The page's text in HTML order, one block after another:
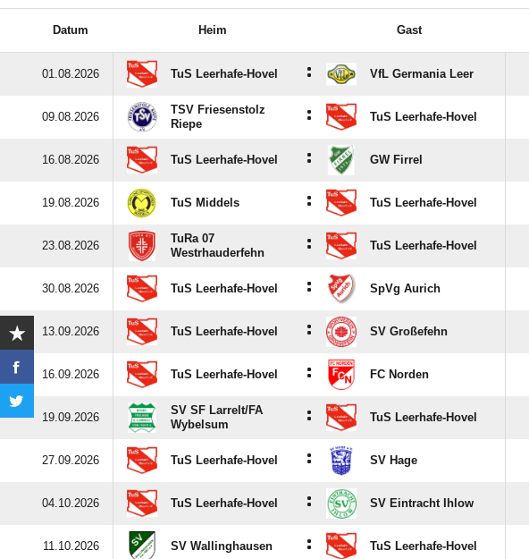
Datum Heim Gast
01.08.2026 TuS Leerhafe-Hovel : VfL Germania Leer
09.08.2026
TSV Friesenstolz
Riepe
: TuS Leerhafe-Hovel
16.08.2026 TuS Leerhafe-Hovel : GW Firrel
19.08.2026 TuS Middels : TuS Leerhafe-Hovel
23.08.2026
TuRa 07
Westrhauderfehn
: TuS Leerhafe-Hovel
30.08.2026 TuS Leerhafe-Hovel : SpVg Aurich
13.09.2026 TuS Leerhafe-Hovel : SV Großefehn
16.09.2026 TuS Leerhafe-Hovel : FC Norden
19.09.2026
SV SF Larrelt/​FA
Wybelsum
: TuS Leerhafe-Hovel
27.09.2026 TuS Leerhafe-Hovel : SV Hage
04.10.2026 TuS Leerhafe-Hovel : SV Eintracht Ihlow
11.10.2026 SV Wallinghausen : TuS Leerhafe-Hovel